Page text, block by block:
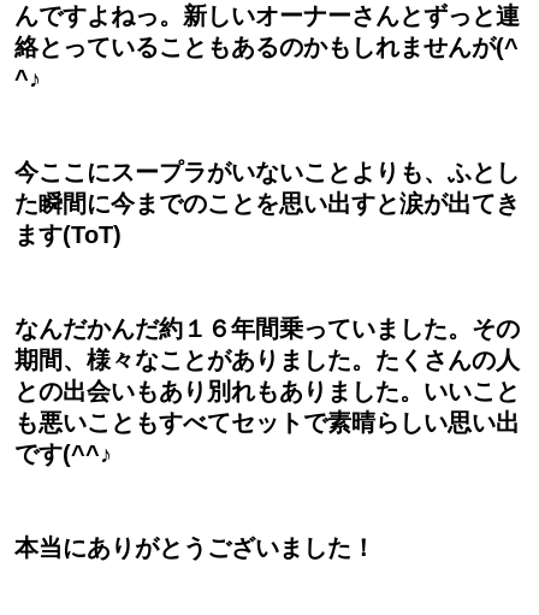
んですよねっ。新しいオーナーさんとずっと連
絡とっていることもあるのかもしれませんが(^
^♪
今ここにスープラがいないことよりも、ふとし
た瞬間に今までのことを思い出すと涙が出てき
ます(ToT)
なんだかんだ約１６年間乗っていました。その
期間、様々なことがありました。たくさんの人
との出会いもあり別れもありました。いいこと
も悪いこともすべてセットで素晴らしい思い出
です(^^♪
本当にありがとうございました！